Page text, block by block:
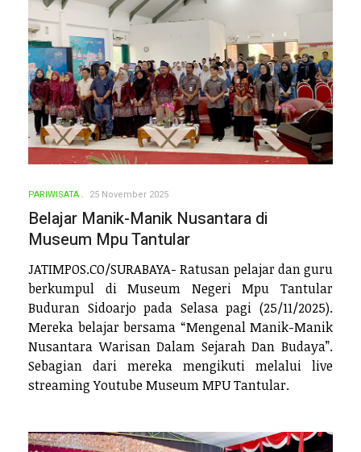
PARIWISATA 25 November 2025
Belajar Manik-Manik Nusantara di
Museum Mpu Tantular
JATIMPOS.CO/SURABAYA- Ratusan pelajar dan guru
berkumpul di Museum Negeri Mpu Tantular
Buduran Sidoarjo pada Selasa pagi (25/11/2025).
Mereka belajar bersama “Mengenal Manik-Manik
Nusantara Warisan Dalam Sejarah Dan Budaya”.
Sebagian dari mereka mengikuti melalui live
streaming Youtube Museum MPU Tantular.